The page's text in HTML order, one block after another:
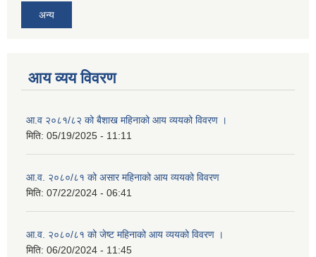
अन्य
आय व्यय विवरण
आ.व २०८१/८२ को बैशाख महिनाको आय व्ययको विवरण ।
मिति: 05/19/2025 - 11:11
आ.व. २०८०/८१ को असार महिनाको आय व्ययको विवरण
मिति: 07/22/2024 - 06:41
आ.व. २०८०/८१ को जेष्ट महिनाको आय व्ययको विवरण ।
मिति: 06/20/2024 - 11:45